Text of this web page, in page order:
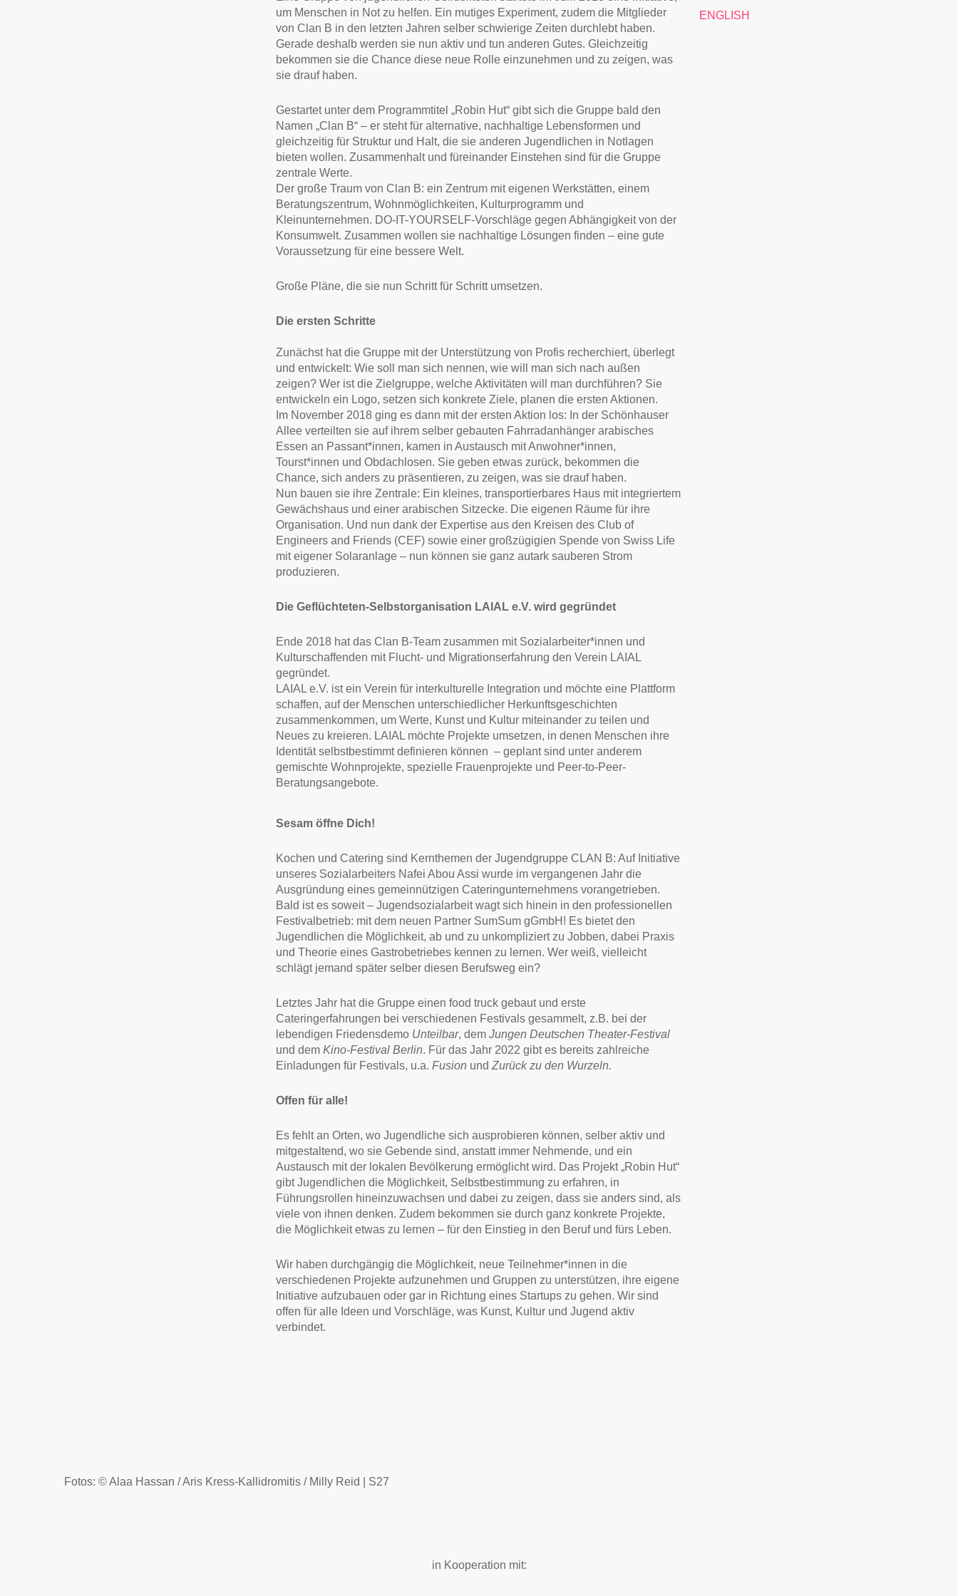
um Menschen in Not zu helfen. Ein mutiges Experiment, zudem die Mitglieder
von Clan B in den letzten Jahren selber schwierige Zeiten durchlebt haben.
Gerade deshalb werden sie nun aktiv und tun anderen Gutes. Gleichzeitig
bekommen sie die Chance diese neue Rolle einzunehmen und zu zeigen, was
sie drauf haben.
Gestartet unter dem Programmtitel „Robin Hut“ gibt sich die Gruppe bald den
Namen „Clan B“ – er steht für alternative, nachhaltige Lebensformen und
gleichzeitig für Struktur und Halt, die sie anderen Jugendlichen in Notlagen
bieten wollen. Zusammenhalt und füreinander Einstehen sind für die Gruppe
zentrale Werte.
Der große Traum von Clan B: ein Zentrum mit eigenen Werkstätten, einem
Beratungszentrum, Wohnmöglichkeiten, Kulturprogramm und
Kleinunternehmen. DO-IT-YOURSELF-Vorschläge gegen Abhängigkeit von der
Konsumwelt. Zusammen wollen sie nachhaltige Lösungen finden – eine gute
Voraussetzung für eine bessere Welt.
Große Pläne, die sie nun Schritt für Schritt umsetzen.
Die ersten Schritte
Zunächst hat die Gruppe mit der Unterstützung von Profis recherchiert, überlegt
und entwickelt: Wie soll man sich nennen, wie will man sich nach außen
zeigen? Wer ist die Zielgruppe, welche Aktivitäten will man durchführen? Sie
entwickeln ein Logo, setzen sich konkrete Ziele, planen die ersten Aktionen.
Im November 2018 ging es dann mit der ersten Aktion los: In der Schönhauser
Allee verteilten sie auf ihrem selber gebauten Fahrradanhänger arabisches
Essen an Passant*innen, kamen in Austausch mit Anwohner*innen,
Tourst*innen und Obdachlosen. Sie geben etwas zurück, bekommen die
Chance, sich anders zu präsentieren, zu zeigen, was sie drauf haben.
Nun bauen sie ihre Zentrale: Ein kleines, transportierbares Haus mit integriertem
Gewächshaus und einer arabischen Sitzecke. Die eigenen Räume für ihre
Organisation. Und nun dank der Expertise aus den Kreisen des Club of
Engineers and Friends (CEF) sowie einer großzügigien Spende von Swiss Life
mit eigener Solaranlage – nun können sie ganz autark sauberen Strom
produzieren.
Die Geflüchteten-Selbstorganisation LAIAL e.V. wird gegründet
Ende 2018 hat das Clan B-Team zusammen mit Sozialarbeiter*innen und
Kulturschaffenden mit Flucht- und Migrationserfahrung den Verein LAIAL
gegründet.
LAIAL e.V. ist ein Verein für interkulturelle Integration und möchte eine Plattform
schaffen, auf der Menschen unterschiedlicher Herkunftsgeschichten
zusammenkommen, um Werte, Kunst und Kultur miteinander zu teilen und
Neues zu kreieren. LAIAL möchte Projekte umsetzen, in denen Menschen ihre
Identität selbstbestimmt definieren können – geplant sind unter anderem
gemischte Wohnprojekte, spezielle Frauenprojekte und Peer-to-Peer-
Beratungsangebote.
ENGLISH
Sesam öffne Dich!
Kochen und Catering sind Kernthemen der Jugendgruppe CLAN B: Auf Initiative
unseres Sozialarbeiters Nafei Abou Assi wurde im vergangenen Jahr die
Ausgründung eines gemeinnützigen Cateringunternehmens vorangetrieben.
Bald ist es soweit – Jugendsozialarbeit wagt sich hinein in den professionellen
Festivalbetrieb: mit dem neuen Partner SumSum gGmbH! Es bietet den
Jugendlichen die Möglichkeit, ab und zu unkompliziert zu Jobben, dabei Praxis
und Theorie eines Gastrobetriebes kennen zu lernen. Wer weiß, vielleicht
schlägt jemand später selber diesen Berufsweg ein?
Letztes Jahr hat die Gruppe einen food truck gebaut und erste
Cateringerfahrungen bei verschiedenen Festivals gesammelt, z.B. bei der
lebendigen Friedensdemo Unteilbar, demJungen Deutschen Theater-Festival
und demKino-Festival Berlin. Für das Jahr 2022 gibt es bereits zahlreiche
Einladungen für Festivals, u.a.Fusion und Zurück zu den Wurzeln.
Offen für alle!
Es fehlt an Orten, wo Jugendliche sich ausprobieren können, selber aktiv und
mitgestaltend, wo sie Gebende sind, anstatt immer Nehmende, und ein
Austausch mit der lokalen Bevölkerung ermöglicht wird. Das Projekt „Robin Hut“
gibt Jugendlichen die Möglichkeit, Selbstbestimmung zu erfahren, in
Führungsrollen hineinzuwachsen und dabei zu zeigen, dass sie anders sind, als
viele von ihnen denken. Zudem bekommen sie durch ganz konkrete Projekte,
die Möglichkeit etwas zu lernen – für den Einstieg in den Beruf und fürs Leben.
Wir haben durchgängig die Möglichkeit, neue Teilnehmer*innen in die
verschiedenen Projekte aufzunehmen und Gruppen zu unterstützen, ihre eigene
Initiative aufzubauen oder gar in Richtung eines Startups zu gehen. Wir sind
offen für alle Ideen und Vorschläge, was Kunst, Kultur und Jugend aktiv
verbindet.
Fotos: © Alaa Hassan / Aris Kress-Kallidromitis / Milly Reid | S27
in Kooperation mit: